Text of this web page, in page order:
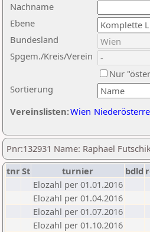
Nachname
Ebene
Sortierung
Bundesland
Spgem./Kreis/Verein
Nur
Vereinslisten:Wien
Pnr:132931 Name: Raphael
tnrSt turnier bdld
Elozahl per 01.01.2016
Elozahl per 01.04.2016
Elozahl per 01.07.2016
Elozahl per 01.10.2016